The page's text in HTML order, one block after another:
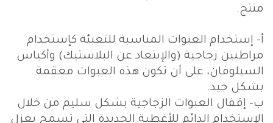
منتج.
أ‌- إستخدام العبوات المناسبة للتعبئة كإستخدام
مراطبين زجاجية (والإبتعاد عن البلاستيك) وأكياس
السيلوفان، على أن تكون هذه العبوات معقمة
بشكل جيد.
ب‌- إقفال العبوات الزجاجية بشكل سليم من خلال
الإستخدام الدائم للأغطية الجديدة التي تسمح بعزل